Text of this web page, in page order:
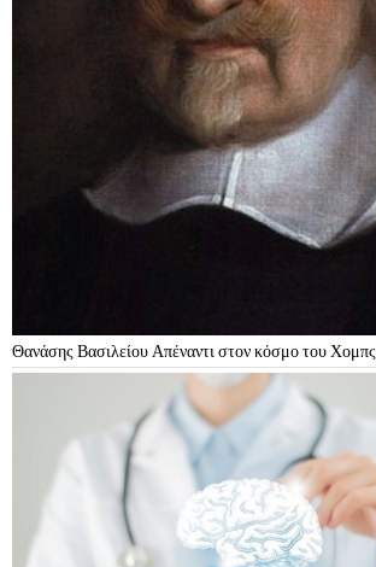
Θανάσης Βασιλείου Απέναντι στον κόσμο του Χομπς